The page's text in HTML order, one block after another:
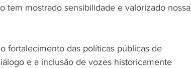
tem mostrado sensibilidade e valorizado nossa
fortalecimento das políticas públicas de
e a inclusão de vozes historicamente